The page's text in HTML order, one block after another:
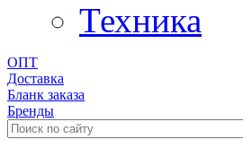
Техника
ОПТ
Доставка
Бланк заказа
Бренды